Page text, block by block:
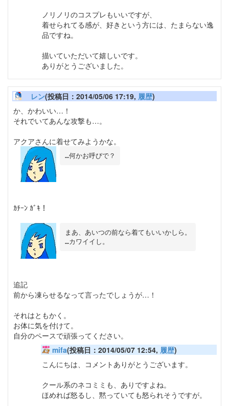
ノリノリのコスプレもいいですが、
着せられてる感が、好きという方には、たまらない逸
品ですね。
描いていただいて嬉しいです。
ありがとうございました。
レン(投稿日：2014/05/06 17:19, 履歴)
か、かわいい…！
それでいてあんな攻撃も…。
アクアさんに着せてみようかな。
ｶﾁｰﾝ ｶﾞｷ！
まあ、あいつの前なら着てもいいかしら。
追記
前から凍らせるなって言ったでしょうが…！
それはともかく。
お体に気を付けて。
自分のペースで頑張ってください。
mifa(投稿日：2014/05/07 12:54, 履歴)
こんにちは、コメントありがとうございます。
クール系のネコミミも、ありですよね。
ほめれば怒るし、黙っていても怒られそうですが。